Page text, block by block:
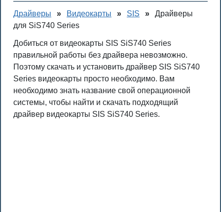
Драйверы » Видеокарты » SIS »
Драйверы
для SiS740 Series
Добиться от видеокарты SIS SiS740 Series
правильной работы без драйвера невозможно.
Поэтому скачать и установить драйвер SIS SiS740
Series видеокарты просто необходимо. Вам
необходимо знать название свой операционной
системы, чтобы найти и скачать подходящий
драйвер видеокарты SIS SiS740 Series.